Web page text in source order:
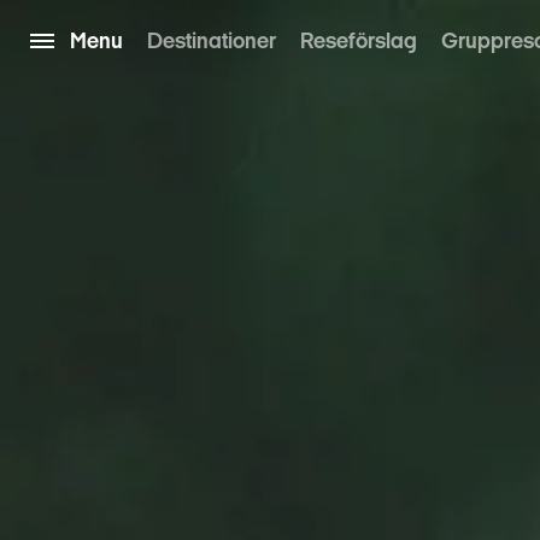
Menu Destinationer Reseförslag